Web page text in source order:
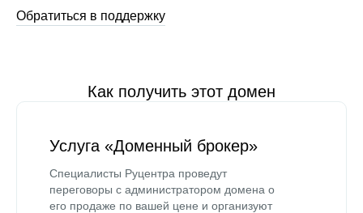
Обратиться в поддержку
Как получить этот домен
Услуга «Доменный брокер»
Специалисты Руцентра проведут
переговоры с администратором домена о
его продаже по вашей цене и организуют